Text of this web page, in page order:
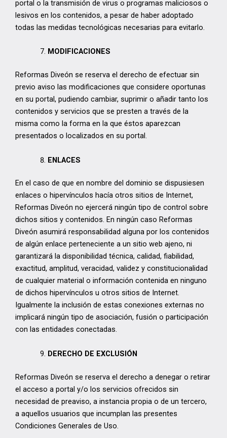
portal o la transmisión de virus o programas maliciosos o
lesivos en los contenidos, a pesar de haber adoptado
todas las medidas tecnológicas necesarias para evitarlo.
MODIFICACIONES
Reformas Diveón se reserva el derecho de efectuar sin
previo aviso las modificaciones que considere oportunas
en su portal, pudiendo cambiar, suprimir o añadir tanto los
contenidos y servicios que se presten a través de la
misma como la forma en la que éstos aparezcan
presentados o localizados en su portal.
ENLACES
En el caso de que en nombre del dominio se dispusiesen
enlaces o hipervínculos hacía otros sitios de Internet,
Reformas Diveón no ejercerá ningún tipo de control sobre
dichos sitios y contenidos. En ningún caso Reformas
Diveón asumirá responsabilidad alguna por los contenidos
de algún enlace perteneciente a un sitio web ajeno, ni
garantizará la disponibilidad técnica, calidad, fiabilidad,
exactitud, amplitud, veracidad, validez y constitucionalidad
de cualquier material o información contenida en ninguno
de dichos hipervínculos u otros sitios de Internet.
Igualmente la inclusión de estas conexiones externas no
implicará ningún tipo de asociación, fusión o participación
con las entidades conectadas.
DERECHO DE EXCLUSIÓN
Reformas Diveón se reserva el derecho a denegar o retirar
el acceso a portal y/o los servicios ofrecidos sin
necesidad de preaviso, a instancia propia o de un tercero,
a aquellos usuarios que incumplan las presentes
Condiciones Generales de Uso.